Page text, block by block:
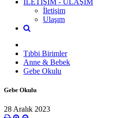
İletişim
Ulaşım
Tıbbi Birimler
Anne & Bebek
Gebe Okulu
Gebe Okulu
28 Aralık 2023